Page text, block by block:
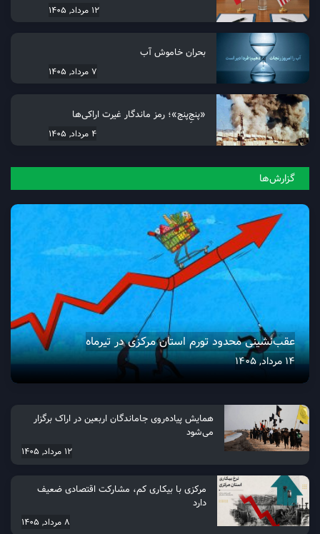
12 مرداد, 1405
بحران خاموش آب
7 مرداد, 1405
«پنجِ‌پنج»؛ رمز ماندگار غیرت اراکی‌ها
4 مرداد, 1405
گزارش‌ها
عقب‌نشینی محدود تورم استان مرکزی در تیرماه
14 مرداد, 1405
همایش پیاده‌روی جاماندگان اربعین در اراک برگزار
می‌شود
12 مرداد, 1405
مرکزی با بیکاری کم، مشارکت اقتصادی ضعیف
دارد
8 مرداد, 1405